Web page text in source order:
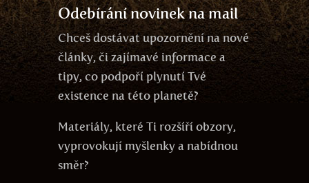
Odebírání novinek na mail
Chceš dostávat upozornění na nové
články, či zajímavé informace a
tipy, co podpoří plynutí Tvé
existence na této planetě?
Materiály, které Ti rozšíří obzory,
vyprovokují myšlenky a nabídnou
směr?